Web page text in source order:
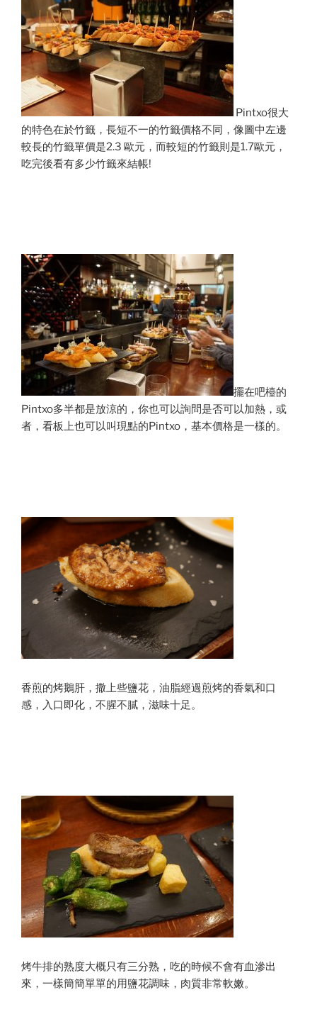
Pintxo很大
的特色在於竹籤，長短不一的竹籤價格不同，像圖中左邊
較長的竹籤單價是2.3 歐元，而較短的竹籤則是1.7歐元，
吃完後看有多少竹籤來結帳!
擺在吧檯的
Pintxo多半都是放涼的，你也可以詢問是否可以加熱，或
者，看板上也可以叫現點的Pintxo，基本價格是一樣的。
香煎的烤鵝肝，撒上些鹽花，油脂經過煎烤的香氣和口
感，入口即化，不腥不膩，滋味十足。
烤牛排的熟度大概只有三分熟，吃的時候不會有血滲出
來，一樣簡簡單單的用鹽花調味，肉質非常軟嫩。